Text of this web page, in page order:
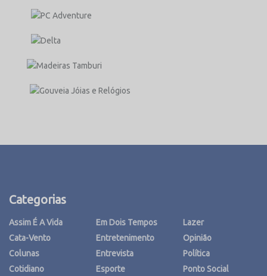
Categorias
Assim É A Vida
Cata-Vento
Colunas
Cotidiano
Em Dois Tempos
Entretenimento
Entrevista
Esporte
Lazer
Opinião
Política
Ponto Social